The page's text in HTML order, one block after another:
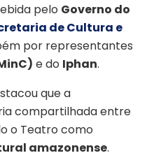
pelo Governo do
de Cultura e
por representantes
e do Iphan.
que a
compartilhada entre
o Teatro como
amazonense.